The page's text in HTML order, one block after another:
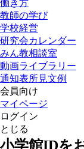
働き方
教師の学び
学校経営
研究会カレンダー
みん教相談室
動画ライブラリー
通知表所見文例
会員向け
マイページ
ログイン
とじる
小学館IDを